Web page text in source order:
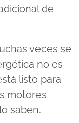
de
veces se
no es
listo para
motores
saben.